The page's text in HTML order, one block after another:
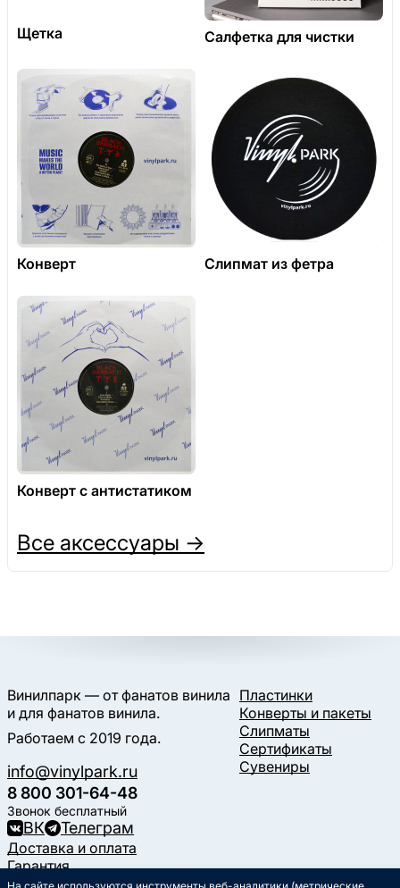
Щетка Салфетка для чистки
Конверт Слипмат из фетра
Конверт с антистатиком
Все аксессуары →
Винилпарк — от фанатов винила
и для фанатов винила.
Работаем с 2019 года.
info@vinylpark.ru
8 800 301-64-48
Звонок бесплатный
ВК Телеграм
Пластинки
Конверты и пакеты
Слипматы
Сертификаты
Сувениры
Доставка и оплата
Гарантия
Контакты